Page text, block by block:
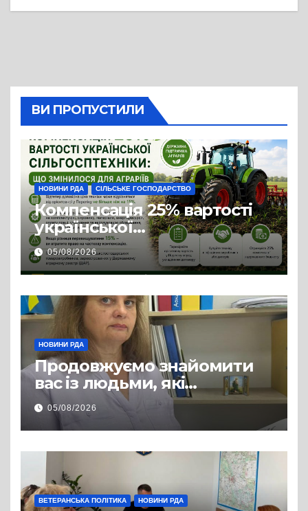
ВИ ПРОПУСТИЛИ
НОВИНИ РДА СІЛЬСЬКЕ ГОСПОДАРСТВО
Компенсація 25% вартості
української
сільгосптехніки: що
змінилося для аграріїв
05/08/2026
НОВИНИ РДА
Продовжуємо знайомити
вас із людьми, які
допомагають нашим
захисникам і захисницям
повертатися до цивільного
життя
05/08/2026
ВЕТЕРАНСЬКА ПОЛІТИКА НОВИНИ РДА